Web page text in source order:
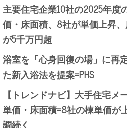
主要住宅企業10社の2025年度
価・床面積、8社が単価上昇
が5千万円超
浴室を「心身回復の場」に再
た新入浴法を提案=PHS
【トレンドナビ】大手住宅
単価・床面積=8社の棟単価が
調続く